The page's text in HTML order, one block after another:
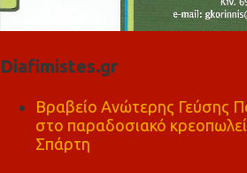
Diafimistes.gr
Βραβείο Ανώτερης Γεύσης
στο παραδοσιακό
Σπάρτη